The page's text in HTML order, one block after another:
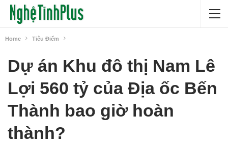
Home Tiêu Điểm
Dự án Khu đô thị Nam Lê
Lợi 560 tỷ của Địa ốc Bến
Thành bao giờ hoàn
thành?